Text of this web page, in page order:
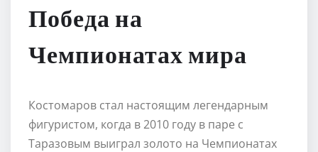
Победа на
Чемпионатах мира
Костомаров стал настоящим легендарным
фигуристом, когда в 2010 году в паре с
Таразовым выиграл золото на Чемпионатах